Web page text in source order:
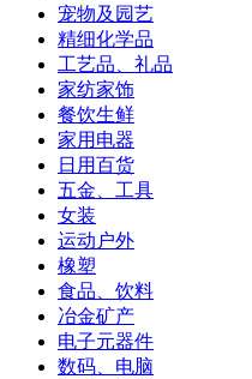
宠物及园艺
精细化学品
工艺品、礼品
家纺家饰
餐饮生鲜
家用电器
日用百货
五金、工具
女装
运动户外
橡塑
食品、饮料
冶金矿产
电子元器件
数码、电脑